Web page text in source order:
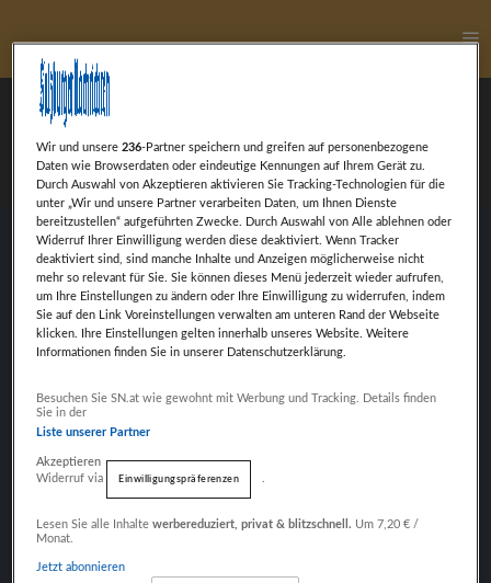
Cornelia Wibmer
Cornelia Wibmer, nominiert in der Leonidas
Kategorie Sportlerin des Jahres
VORHERIGER BEITRAG
Wir und unsere236-Partner speichern und greifen auf personenbezogene
Daten wie Browserdaten oder eindeutige Kennungen auf Ihrem Gerät zu.
Durch Auswahl von Akzeptieren aktivieren Sie Tracking-Technologien für die
unter „Wir und unsere Partner verarbeiten Daten, um Ihnen Dienste
bereitzustellen“ aufgeführten Zwecke. Durch Auswahl von Alle ablehnen oder
Widerruf Ihrer Einwilligung werden diese deaktiviert. Wenn Tracker
deaktiviert sind, sind manche Inhalte und Anzeigen möglicherweise nicht
mehr so relevant für Sie. Sie können dieses Menü jederzeit wieder aufrufen,
um Ihre Einstellungen zu ändern oder Ihre Einwilligung zu widerrufen, indem
Sie auf den Link Voreinstellungen verwalten am unteren Rand der Webseite
klicken. Ihre Einstellungen gelten innerhalb unseres Website. Weitere
Informationen finden Sie in unserer Datenschutzerklärung.
Besuchen Sie SN.at wie gewohnt mit Werbung und Tracking. Details finden
Sie in der
Liste unserer Partner
Akzeptieren
Widerruf via
Einwilligungspräferenzen
Lesen Sie alle Inhaltewerbereduziert, privat & blitzschnell. Um 7,20 € /
Monat.
Jetzt abonnieren